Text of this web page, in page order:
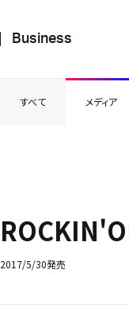
Business
すべて メディア
2017/5/30発売